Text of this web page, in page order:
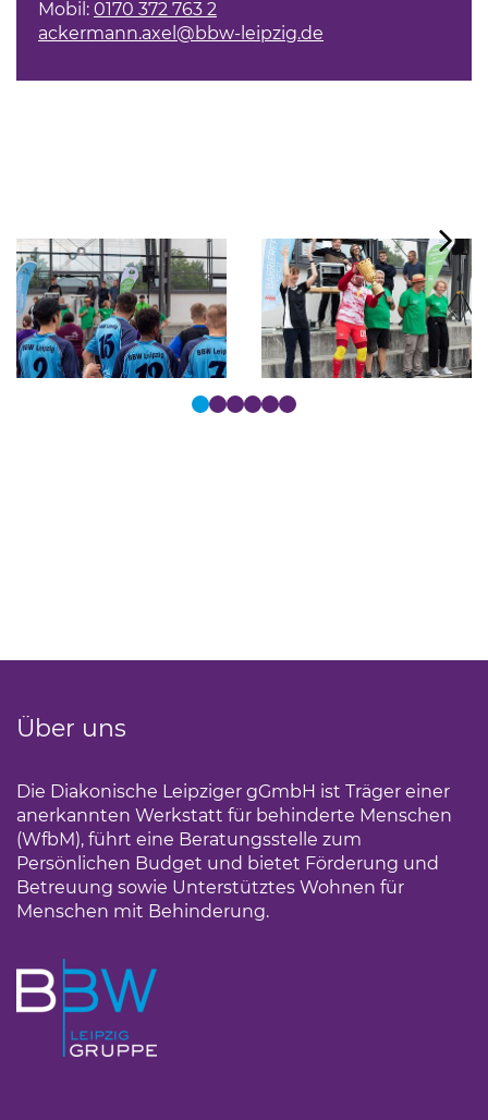
Mobil: 0170 372 763 2
ackermann.axel@bbw-leipzig.de
Über uns
Die Diakonische Leipziger gGmbH ist Träger einer
anerkannten Werkstatt für behinderte Menschen
(WfbM), führt eine Beratungsstelle zum
Persönlichen Budget und bietet Förderung und
Betreuung sowie Unterstütztes Wohnen für
Menschen mit Behinderung.